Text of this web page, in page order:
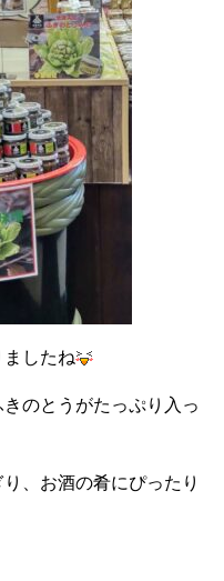
したね
のとうがたっぷり入っ
、お酒の肴にぴったり